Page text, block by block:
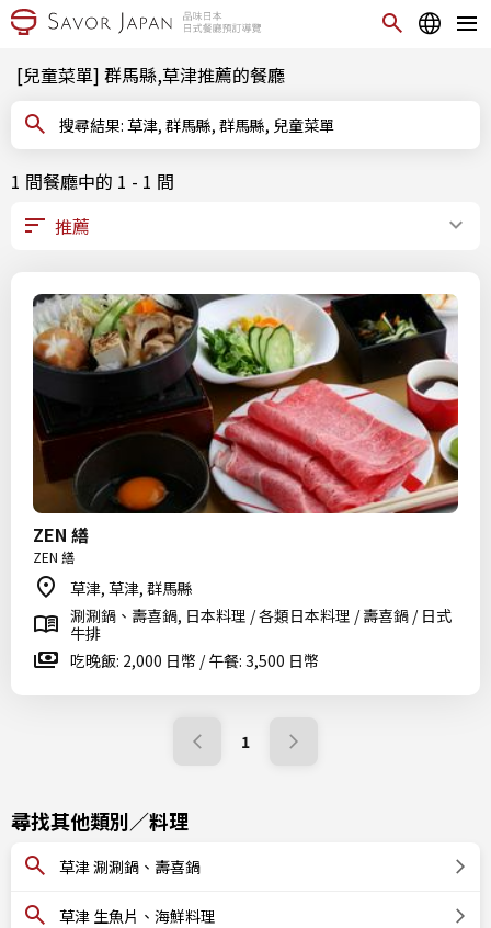
[兒童菜單] 群馬縣,草津推薦的餐廳
搜尋結果: 草津, 群馬縣, 群馬縣, 兒童菜單
1 間餐廳中的 1 - 1 間
ZEN 繕
ZEN 繕
草津, 草津, 群馬縣
涮涮鍋、壽喜鍋, 日本料理 / 各類日本料理 / 壽喜鍋 / 日式
牛排
吃晚飯: 2,000 日幣 / 午餐: 3,500 日幣
1
尋找其他類別／料理
草津 涮涮鍋、壽喜鍋
草津 生魚片、海鮮料理